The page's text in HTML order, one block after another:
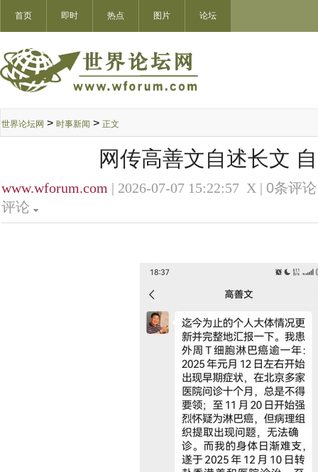
首页 即时 热点 图片 论坛
世界论坛网 > 时事新闻 > 正文
网传高善文自述长文
www.wforum.com | 2026-07-07 15:22:57 X | 0条评
评论